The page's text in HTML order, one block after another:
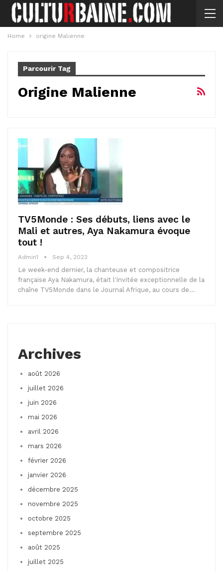
Home origine Malienne
Parcourir Tag
Origine Malienne
TV5Monde : Ses débuts, liens avec le
Mali et autres, Aya Nakamura évoque
tout !
Admin1 Sep 4, 2023
Le week-end dernier, la chanteuse et compositrice
française Aya Nakamura, était l'invitée exceptionnelle de la
chaîne TV5Monde dans le Journal Afrique, au cours de…
Archives
août 2026
juillet 2026
juin 2026
mai 2026
avril 2026
mars 2026
février 2026
janvier 2026
décembre 2025
novembre 2025
octobre 2025
septembre 2025
août 2025
juillet 2025